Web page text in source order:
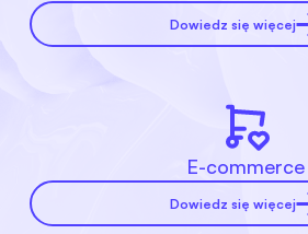
Dowiedz się więcej
E-commerce
Dowiedz się więcej